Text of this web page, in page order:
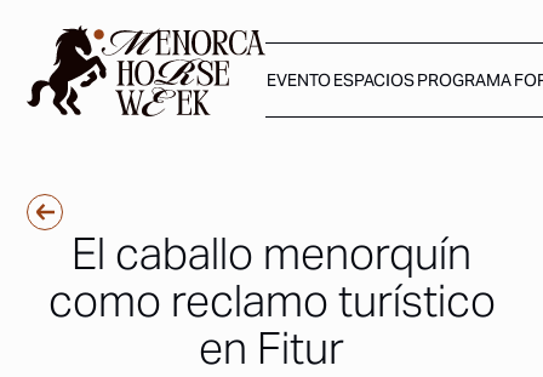
EVENTOESPACIOSPROGRAMA
El caballo menorquín
como reclamo turístico
en Fitur